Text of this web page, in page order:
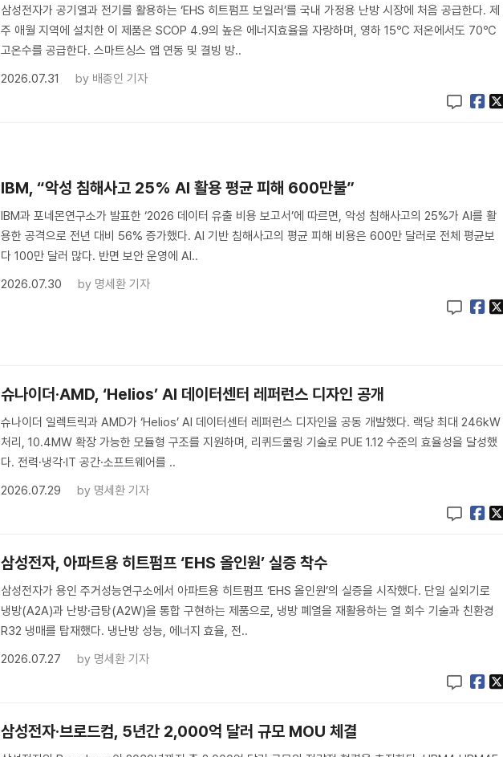
삼성전자가 공기열과 전기를 활용하는 ‘EHS 히트펌프 보일러’를 국내 가정용 난방 시장에 처음 공급한다. 제
주 애월 지역에 설치한 이 제품은 SCOP 4.9의 높은 에너지효율을 자랑하며, 영하 15℃ 저온에서도 70℃
고온수를 공급한다. 스마트싱스 앱 연동 및 결빙 방..
2026.07.31
by 배종인 기자
IBM, “악성 침해사고 25% AI 활용 평균 피해 600만불”
IBM과 포네몬연구소가 발표한 ‘2026 데이터 유출 비용 보고서’에 따르면, 악성 침해사고의 25%가 AI를 활
용한 공격으로 전년 대비 56% 증가했다. AI 기반 침해사고의 평균 피해 비용은 600만 달러로 전체 평균보
다 100만 달러 많다. 반면 보안 운영에 AI..
2026.07.30
by 명세환 기자
슈나이더·AMD, ‘Helios’ AI 데이터센터 레퍼런스 디자인 공개
슈나이더 일렉트릭과 AMD가 ‘Helios’ AI 데이터센터 레퍼런스 디자인을 공동 개발했다. 랙당 최대 246kW
처리, 10.4MW 확장 가능한 모듈형 구조를 지원하며, 리퀴드쿨링 기술로 PUE 1.12 수준의 효율성을 달성했
다. 전력·냉각·IT 공간·소프트웨어를 ..
2026.07.29
by 명세환 기자
삼성전자, 아파트용 히트펌프 ‘EHS 올인원’ 실증 착수
삼성전자가 용인 주거성능연구소에서 아파트용 히트펌프 ‘EHS 올인원’의 실증을 시작했다. 단일 실외기로
냉방(A2A)과 난방·급탕(A2W)을 통합 구현하는 제품으로, 냉방 폐열을 재활용하는 열 회수 기술과 친환경
R32 냉매를 탑재했다. 냉난방 성능, 에너지 효율, 전..
2026.07.27
by 명세환 기자
삼성전자·브로드컴, 5년간 2,000억 달러 규모 MOU 체결